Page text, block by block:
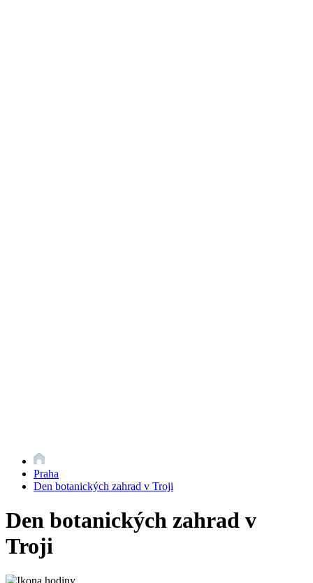
Praha
Den botanických zahrad v Troji
Den botanických zahrad v
Troji